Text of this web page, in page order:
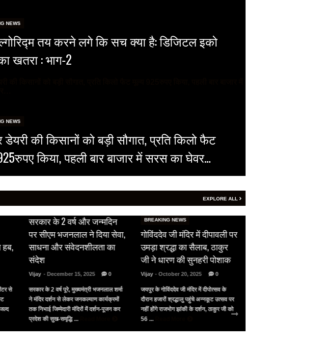
NEWS
तय करने लगे कि सच क्या है: डिजिटल इको
खतरा : भाग-2
NEWS
की किसानों को बड़ी सौगात, प्रति किलो फैट
किया, पहली बार बाजार में सरस का घेवर…
EXPLORE ALL
हब,
से
BREAKING NEWS
सरकार के 2 वर्ष और जन्मदिन
पर सीएम भजनलाल ने दिया सेवा,
साधना और संवेदनशीलता का
संदेश
Vijay - December 15, 2025 0
सरकार के 2 वर्ष पूरे, मुख्यमंत्री भजनलाल शर्मा
ने मंदिर दर्शन से लेकर जनकल्याण कार्यक्रमों
तक निभाई जिम्मेदारी मंदिरों में दर्शन-पूजन कर
प्रदेश की सुख-समृद्धि ...
BREAKING NEWS
गोविंददेव जी मंदिर में दीपावली पर
उमड़ा श्रद्धा का सैलाब, ठाकुर
जी ने धारण की सुनहरी पोशाक
Vijay - October 20, 2025 0
जयपुर के गोविंददेव जी मंदिर में दीपोत्सव के
दौरान हजारों श्रद्धालु पहुंचे अन्नकूट उत्सव पर
नहीं होंगे राजभोग झांकी के दर्शन, ठाकुर जी को
56 ...